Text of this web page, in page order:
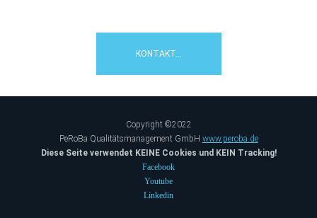
KONTAKT...
Copyright ©2022
PeRoBa Qualitätsmanagement GmbH www.peroba.de
Diese Seite verwendet KEINE Cookies und KEIN Tracking!
Facebook
Youtube
Linkedin